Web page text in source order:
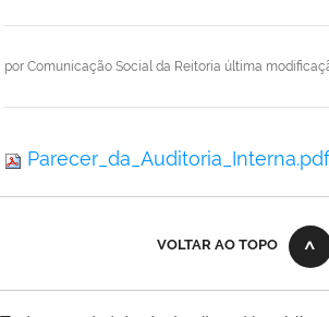
por Comunicação Social da Reitoria última
VOLTAR AO TOPO